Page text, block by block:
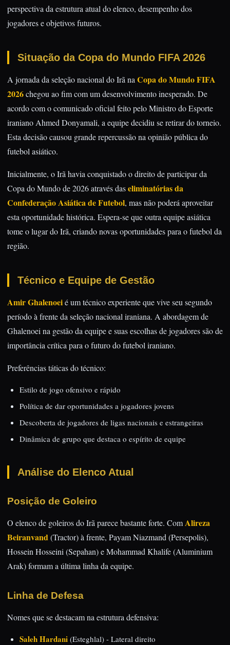
perspectiva da estrutura atual do elenco, desempenho dos
jogadores e objetivos futuros.
Situação da Copa do Mundo FIFA 2026
A jornada da seleção nacional do Irã na Copa do Mundo FIFA
2026chegou ao fim com um desenvolvimento inesperado. De
acordo com o comunicado oficial feito pelo Ministro do Esporte
iraniano Ahmed Donyamali, a equipe decidiu se retirar do torneio.
Esta decisão causou grande repercussão na opinião pública do
futebol asiático.
Inicialmente, o Irã havia conquistado o direito de participar da
Copa do Mundo de 2026 através daseliminatórias da
Confederação Asiática de Futebol, mas não poderá aproveitar
esta oportunidade histórica. Espera-se que outra equipe asiática
tome o lugar do Irã, criando novas oportunidades para o futebol da
região.
Técnico e Equipe de Gestão
Amir Ghalenoeié um técnico experiente que vive seu segundo
período à frente da seleção nacional iraniana. A abordagem de
Ghalenoei na gestão da equipe e suas escolhas de jogadores são de
importância crítica para o futuro do futebol iraniano.
Preferências táticas do técnico:
Estilo de jogo ofensivo e rápido
Política de dar oportunidades a jogadores jovens
Descoberta de jogadores de ligas nacionais e estrangeiras
Dinâmica de grupo que destaca o espírito de equipe
Análise do Elenco Atual
Posição de Goleiro
O elenco de goleiros do Irã parece bastante forte. ComAlireza
Beiranvand(Tractor) à frente, Payam Niazmand (Persepolis),
Hossein Hosseini (Sepahan) e Mohammad Khalife (Aluminium
Arak) formam a última linha da equipe.
Linha de Defesa
Nomes que se destacam na estrutura defensiva:
Saleh Hardani (Esteghlal) - Lateral direito